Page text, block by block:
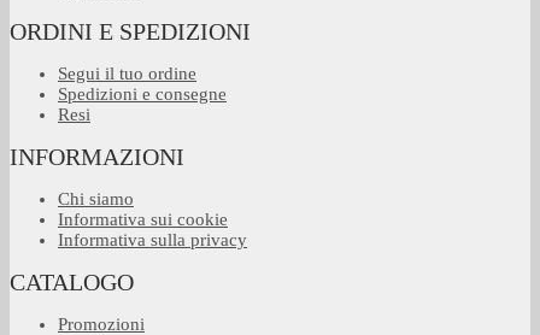
ORDINI E SPEDIZIONI
Segui il tuo ordine
Spedizioni e consegne
Resi
INFORMAZIONI
Chi siamo
Informativa sui cookie
Informativa sulla privacy
CATALOGO
Promozioni